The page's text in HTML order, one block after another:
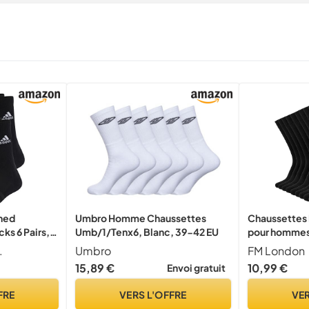
6 Pairs,
Umbro Homme Chaussettes
Umb/1/Tenx6, Blanc, 39-42 EU
Umbro
15,89 €
Envoi gratuit
VERS L'OFFRE
Chaussettes
pour
FM London
10,99 €